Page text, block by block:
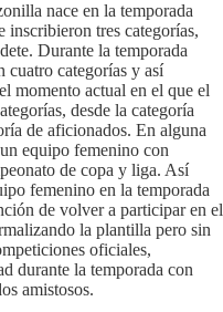
nace en la temporada
inscribieron tres categorías,
Durante la temporada
cuatro categorías y así
momento actual en el que el
desde la categoría
de aficionados. En alguna
equipo femenino con
de copa y liga. Así
femenino en la temporada
de volver a participar en el
la plantilla pero sin
oficiales,
durante la temporada con
amistosos.